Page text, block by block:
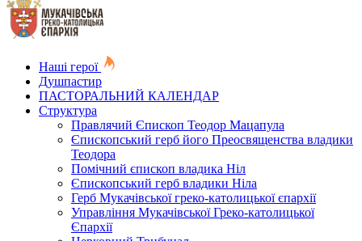
Наші герої
Душпастир
ПАСТОРАЛЬНИЙ КАЛЕНДАР
Структура
Правлячий Єпископ Теодор Мацапула
Єпископський герб його Преосвященства владики
Теодора
Помічний єпископ владика Ніл
Єпископський герб владики Ніла
Герб Мукачівської греко-католицької єпархії
Управління Мукачівської Греко-католицької
Єпархії